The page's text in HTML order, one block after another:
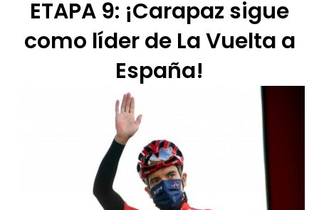
ETAPA 9: ¡Carapaz sigue
como líder de La Vuelta a
España!